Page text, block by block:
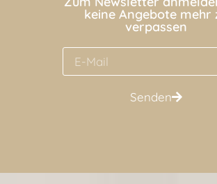
keine Angebote mehr
verpassen
Senden